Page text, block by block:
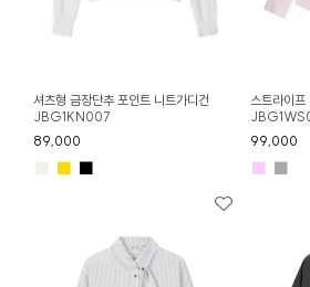
셔츠형 금장단추 포인트 니트가디건
JBG1KN007
89,000
■ ■
스트라이
99,000
■ ■